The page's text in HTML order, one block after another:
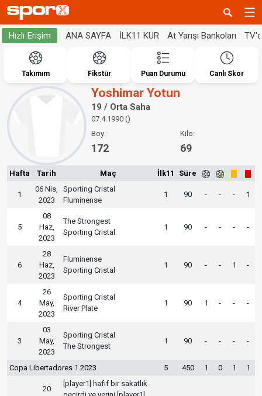
Hızlı Erişim ANA SAYFA İLK11 KUR At Yarışı Bankoları
Takımım Fikstür Puan Durumu Canlı Skor
Yoshimar Yotun
19 / Orta Saha
07.4.1990 ()
Boy:
172
Kilo:
69
Hafta Tarih Maç İlk11 Süre
1
06 Nis,
2023
Sporting Cristal
Fluminense
1 90 - - - 1
5
08
Haz,
2023
The Strongest
Sporting Cristal
1 90 - - - -
6
28
Haz,
2023
Fluminense
Sporting Cristal
1 90 - - 1 -
4
26
May,
2023
Sporting Cristal
River Plate
1 90 1 - - -
3
03
May,
2023
Sporting Cristal
The Strongest
1 90 - - - -
Copa Libertadores 1 2023 5 450 1 0 1 1
20
[player1] hafif bir sakatlık